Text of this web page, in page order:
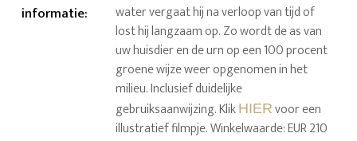
informatie:
water vergaat hij na verloop van tijd of
lost hij langzaam op. Zo wordt de as van
uw huisdier en de urn op een 100 procent
groene wijze weer opgenomen in het
milieu. Inclusief duidelijke
gebruiksaanwijzing. Klik HIER voor een
illustratief filmpje. Winkelwaarde: EUR 210